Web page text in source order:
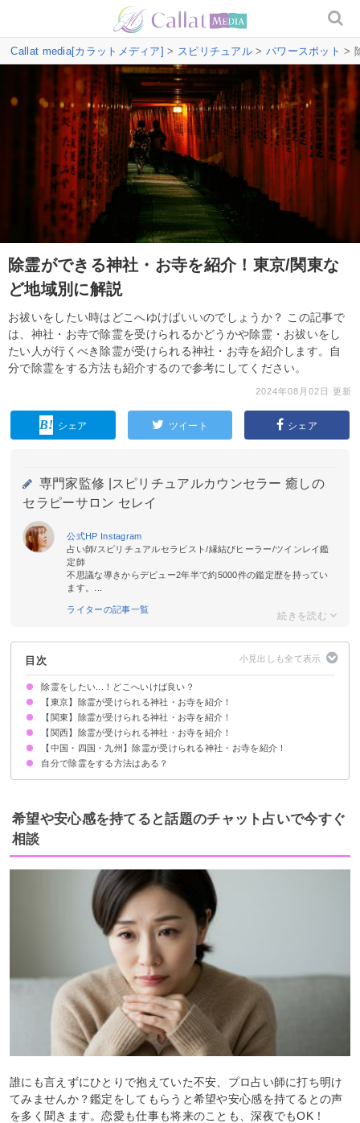
Callat media[カラットメディア] > スピリチュアル > パワースポット >
除霊ができる神社・お寺を紹介！東京/関東な
ど地域別に解説
お祓いをしたい時はどこへゆけばいいのでしょうか？ この記事で
は、神社・お寺で除霊を受けられるかどうかや除霊・お祓いをし
たい人が行くべき除霊が受けられる神社・お寺を紹介します。自
分で除霊をする方法も紹介するので参考にしてください。
2024年08月02日 更新
シェア ツイート シェア
専門家監修 |
スピリチュアルカウンセラー 癒しの
セラピーサロン セレイ
公式HP Instagram
占い師/スピリチュアルセラピスト/縁結びヒーラー/ツインレイ鑑
定師
不思議な導きからデビュー2年半で約5000件の鑑定歴を持ってい
ます。...
ライターの記事一覧
目次
除霊をしたい...！どこへいけば良い？
基本的には神社・お寺でしてもらえる
ただし神道では「霊」の存在を明確に定められていない
真言宗・天台宗のお寺では除霊してもらえる
【東京】除霊が受けられる神社・お寺を紹介！
①明治神宮（千代田区）
②天光寺（西多摩郡）
③堀之内 妙法寺（杉並区）
④日枝神社（千代田区）
⑤築地波除神社（中央区）
【関東】除霊が受けられる神社・お寺を紹介！
①三峯神社（埼玉県）
②日蓮宗 明玉山 長光寺（長野県）
③日光二荒山神社（栃木県）
【関西】除霊が受けられる神社・お寺を紹介！
① 真言宗 九龍山 永楽寺（兵庫県）
②晴明神社（京都府）
③天台宗 安泰山 大國寺（兵庫県）
【中国・四国・九州】除霊が受けられる神社・お寺を紹介！
①速谷神社（広島県）
②真言宗 別格本山 與田寺（香川県）
③太宰府天満宮（福岡県）
④石鎚神社（愛媛県）
⑤天台宗 雁回山 長寿寺 木原不動尊（熊本県）
①北海道護国神社（北海道）
②大臼山 道場院 善光寺（北海道）
③廣田神社（青森県）
④天津神大龍神宮（宮城県）
⑤賀茂神社（福井県）
自分で除霊をする方法はある？
神棚に塩とろうそくを灯しお願いする
お香を焚く
塩風呂に入る
希望や安心感を持てると話題のチャット占いで今すぐ
相談
誰にも言えずにひとりで抱えていた不安、プロ占い師に打ち明け
てみませんか？鑑定をしてもらうと希望や安心感を持てるとの声
を多く聞きます。恋愛も仕事も将来のことも、深夜でもOK！